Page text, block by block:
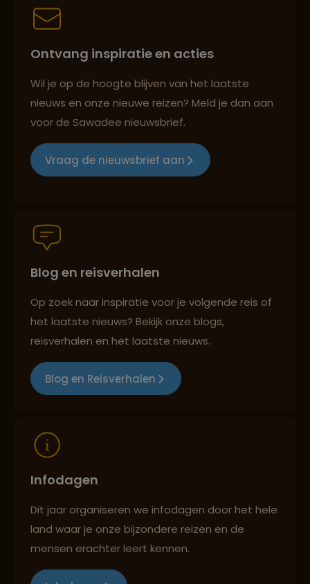
Persoonlijk en deskundig reisadvies
Reizen met oog voor mens, cultuur en milieu
Persoonlijk en deskundig reisadvies
Best beoordeelde reisroutes
Ontvang inspiratie en acties
Wil je op de hoogte blijven van het laatste
nieuws en onze nieuwe reizen? Meld je dan aan
voor de Sawadee nieuwsbrief.
Vraag de nieuwsbrief aan
Blog en reisverhalen
Op zoek naar inspiratie voor je volgende reis of
het laatste nieuws? Bekijk onze blogs,
reisverhalen en het laatste nieuws.
Blog en Reisverhalen
Infodagen
Dit jaar organiseren we infodagen door het hele
land waar je onze bijzondere reizen en de
mensen erachter leert kennen.